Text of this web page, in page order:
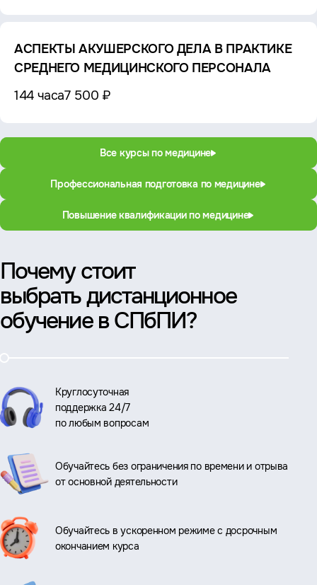
АСПЕКТЫ АКУШЕРСКОГО ДЕЛА В ПРАКТИКЕ
СРЕДНЕГО МЕДИЦИНСКОГО ПЕРСОНАЛА
144 часа7 500 ₽
Все курсы по медицине
Профессиональная подготовка по медицине
Повышение квалификации по медицине
Почему стоит
выбрать дистанционное
обучение в СПбПИ?
Круглосуточная
поддержка 24/7
по любым вопросам
Обучайтесь без ограничения по времени и отрыва
от основной деятельности
Обучайтесь в ускоренном режиме с досрочным
окончанием курса